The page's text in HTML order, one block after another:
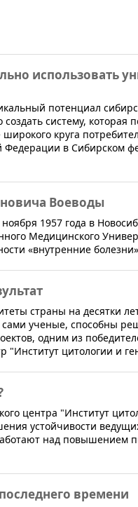
использовать
потенциал
систему, которая
круга
Федерации в Сибирском
Воеводы
1957 года в
Медицинского
«внутренние
страны на десятки
ученые, способны
одним из
"Институт цитологии и
центра "Институт
устойчивости
над повышением
времени